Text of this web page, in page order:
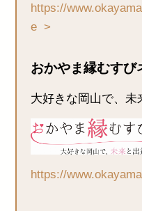
https://
e
おかやま縁むすび
大好きな岡山で、未
https://